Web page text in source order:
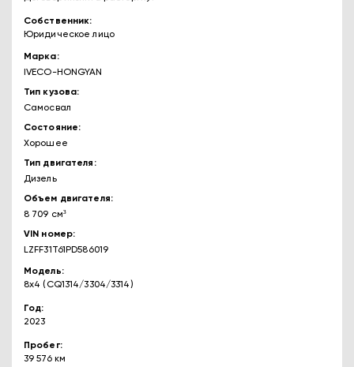
Собственник
Юридическое лицо
Марка
IVECO-HONGYAN
Тип кузова
Самосвал
Состояние
Хорошее
Тип двигателя
Дизель
Объем двигателя
8 709 см³
VIN номер
LZFF31T61PD586019
Модель
8x4 (CQ1314/3304/3314)
Год
2023
Пробег
39 576 км